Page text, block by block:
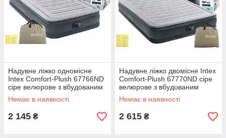
Надувне ліжко одномісне
Intex Comfort-Plush 67766ND
сіре велюрове з вбудованим
електронасосом 99х191х33
см
Немає в наявності
2 145 ₴
Надувне ліжко двомісне Intex
Comfort-Plush 67770ND сіре
велюрове з вбудованим
електронасосом 152х203х33
см
Немає в наявності
2 615 ₴